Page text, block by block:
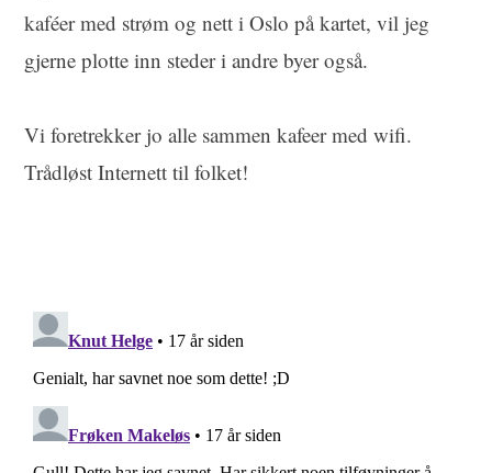
kaféer med strøm og nett i Oslo på kartet, vil jeg
gjerne plotte inn steder i andre byer også.
Vi foretrekker jo alle sammen kafeer med wifi.
Trådløst Internett til folket!